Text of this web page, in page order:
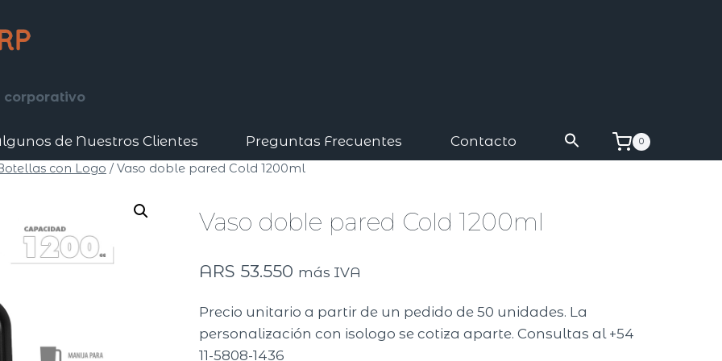
corporativo
de Nuestros Clientes Preguntas Frecuentes Contacto 0
con Logo / Vaso doble pared Cold 1200ml
Vaso doble pared Cold 1200ml
ARS 53.550 más IVA
Precio unitario a partir de un pedido de 50 unidades. La
personalización con isologo se cotiza aparte. Consultas al +54
11-5808-1436